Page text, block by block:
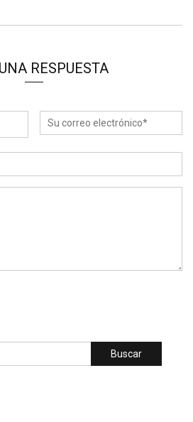
RESPUESTA
Buscar